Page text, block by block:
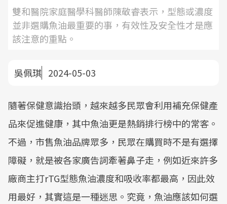
雙和醫院家庭醫學科醫師陳敬睿表示，型態或濃度
並非選購魚油最重要的事，有效性及安全性才是應
該注意的重點。
吳佩琪 2024-05-03
隨著保健意識抬頭，越來越多民眾會利用補充保健產
品來促進健康，其中魚油更是熱銷排行榜中的常客。
不過，市售魚油品牌眾多，民眾在購買時不是有選擇
障礙，就是被各家廣告詞牽著鼻子走，例如近來許多
廠商主打rTG型態魚油濃度和吸收率都最高，因此效
用最好，其實這是一種迷思。究竟，魚油應該如何選